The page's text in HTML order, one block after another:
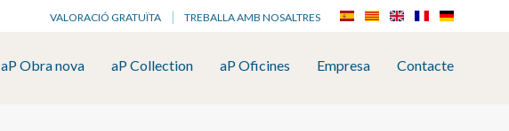
VALORACIÓ GRATUÏTA TREBALLA AMB NOSALTRES
aP Obra nova aP Collection aP Oficines Empresa Contacte